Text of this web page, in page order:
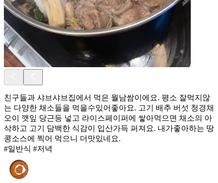
친구들과 샤브샤브집에서 먹은 월남쌈이에요. 평소 잘먹지않
는 다양한 채소들을 먹을수있어좋아요. 고기 배추 버섯 청경채
오이 깻잎 당근등 넣고 라이스페이퍼에 쌓아먹으면 채소의 아
삭하고 고기 담백한 식감이 입산가득 퍼져요. 내가좋아하는 땅
콩소스에 찍어 먹으니 더맛있네요.
#일반식 #저녁